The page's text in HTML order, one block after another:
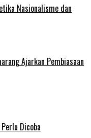
Nasionalisme dan
Ajarkan Pembiasaan
Dicoba